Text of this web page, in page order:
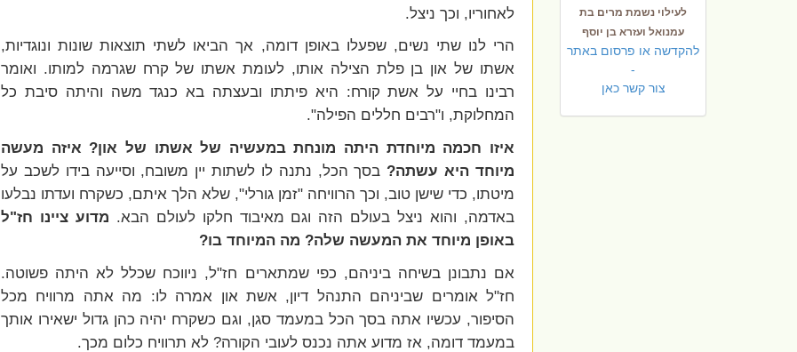
לעילוי נשמת מרים בת
עמנואל ועזרא בן יוסף
להקדשה או פרסום באתר
-
צור קשר כאן
לאחוריו, וכך ניצל.
הרי לנו שתי נשים, שפעלו באופן דומה, אך הביאו לשתי תוצאות שונות ונוגדיות,
אשתו של און בן פלת הצילה אותו, לעומת אשתו של קרח שגרמה למותו. ואומר
רבינו בחיי על אשת קורח: היא פיתתו ובעצתה בא כנגד משה והיתה סיבת כל
המחלוקת, ו"רבים חללים הפילה".
איזו חכמה מיוחדת היתה מונחת במעשיה של אשתו של און? איזה מעשה
מיוחד היא עשתה? בסך הכל, נתנה לו לשתות יין משובח, וסייעה בידו לשכב על
מיטתו, כדי שישן טוב, וכך הרוויחה "זמן גורלי", שלא הלך איתם, כשקרח ועדתו נבלעו
באדמה, והוא ניצל בעולם הזה וגם מאיבוד חלקו לעולם הבא. מדוע ציינו חז"ל
באופן מיוחד את המעשה שלה? מה המיוחד בו?
אם נתבונן בשיחה ביניהם, כפי שמתארים חז"ל, ניווכח שכלל לא היתה פשוטה.
חז"ל אומרים שביניהם התנהל דיון, אשת און אמרה לו: מה אתה מרוויח מכל
הסיפור, עכשיו אתה בסך הכל במעמד סגן, וגם כשקרח יהיה כהן גדול ישאירו אותך
במעמד דומה, אז מדוע אתה נכנס לעובי הקורה? לא תרוויח כלום מכך.